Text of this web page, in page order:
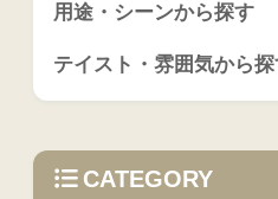
用途・シーンから探す
テイスト・雰囲気から
CATEGORY